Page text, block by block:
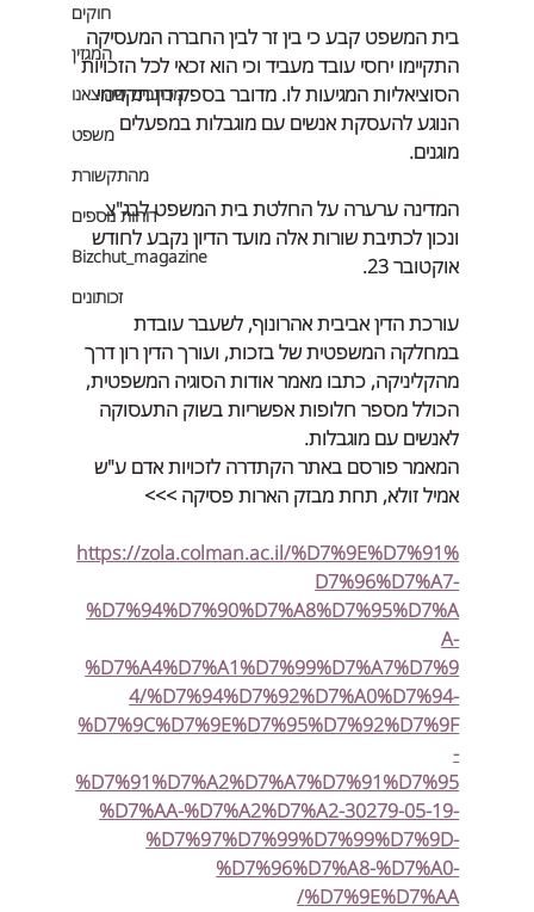
חוקים
המגזין
מכתבים שהוצאנו
משפט
מהתקשורת
דוחות נוספים
Bizchut_magazine
זכותונים
בית המשפט קבע כי בין זר לבין החברה המעסיקה
התקיימו יחסי עובד מעביד וכי הוא זכאי לכל הזכויות
הסוציאליות המגיעות לו. מדובר בספק דין תקדימי
הנוגע להעסקת אנשים עם מוגבלות במפעלים
מוגנים.
המדינה ערערה על החלטת בית המשפט לבג"צ
ונכון לכתיבת שורות אלה מועד הדיון נקבע לחודש
אוקטובר 23.
עורכת הדין אביבית אהרונוף, לשעבר עובדת
במחלקה המשפטית של בזכות, ועורך הדין רון דרך
מהקליניקה, כתבו מאמר אודות הסוגיה המשפטית,
הכולל מספר חלופות אפשריות בשוק התעסוקה
לאנשים עם מוגבלות.
המאמר פורסם באתר הקתדרה לזכויות אדם ע"ש
אמיל זולא, תחת מבזק הארות פסיקה >>>
https://zola.colman.ac.il/%D7%9E%D7%91%
D7%96%D7%A7-
%D7%94%D7%90%D7%A8%D7%95%D7%A
A-
%D7%A4%D7%A1%D7%99%D7%A7%D7%9
4/%D7%94%D7%92%D7%A0%D7%94-
%D7%9C%D7%9E%D7%95%D7%92%D7%9F
-
%D7%91%D7%A2%D7%A7%D7%91%D7%95
%D7%AA-%D7%A2%D7%A2-30279-05-19-
%D7%97%D7%99%D7%99%D7%9D-
%D7%96%D7%A8-%D7%A0-
%D7%9E%D7%AA/